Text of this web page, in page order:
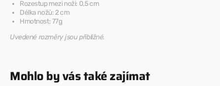
Rozestup mezi noži: 0,5 cm
Délka nožů: 2 cm
Hmotnost: 77g
Uvedené rozměry jsou přibližné.
Mohlo by vás také zajímat